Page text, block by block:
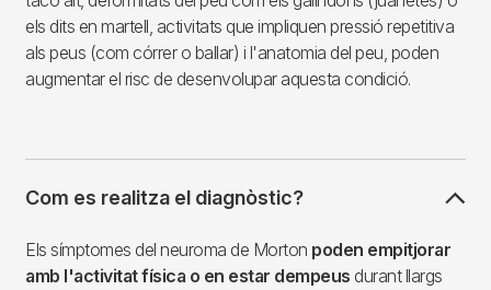
els dits en martell, activitats que impliquen pressió repetitiva
als peus (com córrer o ballar) i l'anatomia del peu, poden
augmentar el risc de desenvolupar aquesta condició.
Com es realitza el diagnòstic?
Els símptomes del neuroma de Morton poden empitjorar
amb l'activitat física o en estar dempeus durant llargs